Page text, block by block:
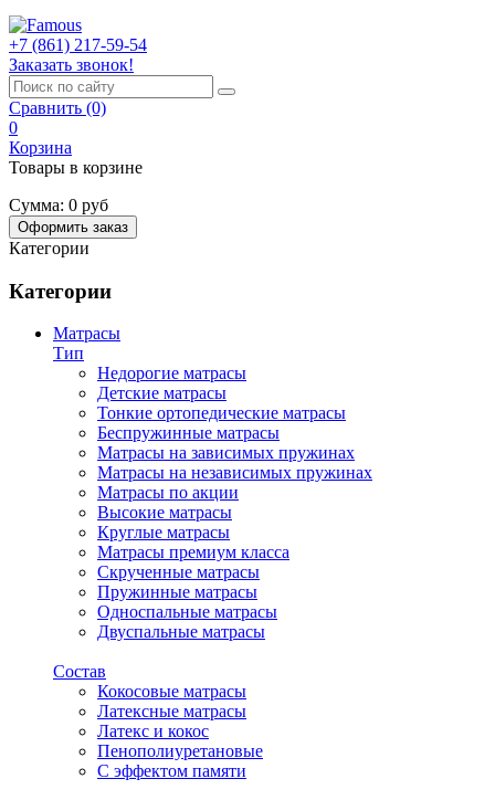
+7 (861) 217-59-54
Заказать звонок!
Сравнить (0)
0
Корзина
Товары в корзине
Сумма: 0 руб
Оформить заказ
Категории
Категории
Матрасы
Тип
Недорогие матрасы
Детские матрасы
Тонкие ортопедические матрасы
Беспружинные матрасы
Матрасы на зависимых пружинах
Матрасы на независимых пружинах
Матрасы по акции
Высокие матрасы
Круглые матрасы
Матрасы премиум класса
Скрученные матрасы
Пружинные матрасы
Односпальные матрасы
Двуспальные матрасы
Состав
Кокосовые матрасы
Латексные матрасы
Латекс и кокос
Пенополиуретановые
С эффектом памяти